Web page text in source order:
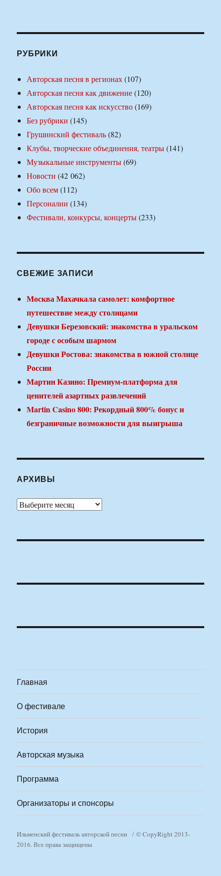
РУБРИКИ
Авторская песня в регионах(107)
Авторская песня как движение(120)
Авторская песня как искусство(169)
Без рубрики (145)
Грушинский фестиваль(82)
Клубы, творческие объединения, театры(141)
Музыкальные инструменты(69)
Новости (42 062)
Обо всем(112)
Персоналии (134)
Фестивали, конкурсы, концерты(233)
СВЕЖИЕ ЗАПИСИ
Москва Махачкала самолет: комфортное
путешествие между столицами
Девушки Березовский: знакомства в уральском
городе с особым шармом
Девушки Ростова: знакомства в южной столице
России
Мартин Казино: Премиум-платформа для
ценителей азартных развлечений
Martin Casino 800: Рекордный 800% бонус и
безграничные возможности для выигрыша
АРХИВЫ
Архивы
Главная
О фестивале
История
Авторская музыка
Программа
Организаторы и спонсоры
Ильменский фестиваль авторской песни
© CopyRight 2013-
2016. Все права защищены